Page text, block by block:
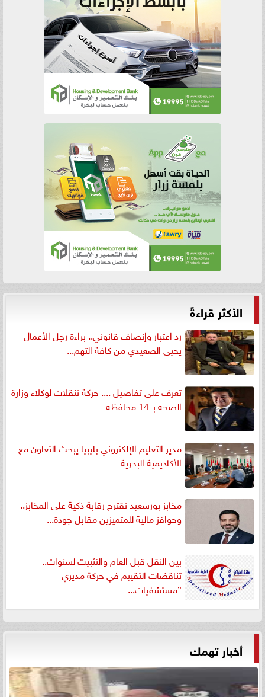
الأكثر قراءةً
رد اعتبار وإنصاف قانوني.. براءة رجل الأعمال
يحيى الصعيدي من كافة التهم...
تعرف على تفاصيل .... حركة تنقلات لوكلاء وزارة
الصحه بـ 14 محافظه
مدير التعليم الإلكتروني بليبيا يبحث التعاون مع
الأكاديمية البحرية
مخابز بورسعيد تقترح رقابة ذكية على المخابز..
وحوافز مالية للمتميزين مقابل جودة...
بين النقل قبل العام والتثبيت لسنوات..
تناقضات التقييم في حركة مديري
”مستشفيات...
أخبار تهمك